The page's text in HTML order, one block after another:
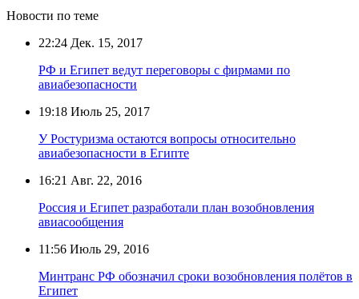
Новости по теме
22:24 Дек. 15, 2017
РФ и Египет ведут переговоры с фирмами по
авиабезопасности
19:18 Июль 25, 2017
У Ростуризма остаются вопросы относительно
авиабезопасности в Египте
16:21 Авг. 22, 2016
Россия и Египет разработали план возобновления
авиасообщения
11:56 Июль 29, 2016
Минтранс РФ обозначил сроки возобновления полётов в
Египет